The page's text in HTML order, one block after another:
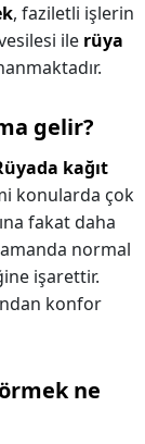
, faziletli işlerin
ile rüya
gelir?
kağıt
konularda çok
fakat daha
normal
işarettir.
konfor
ne